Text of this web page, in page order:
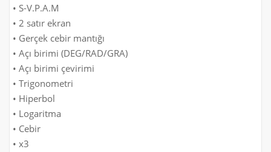
• S-V.P.A.M
• 2 satır ekran
• Gerçek cebir mantığı
• Açı birimi (DEG/RAD/GRA)
• Açı birimi çevirimi
• Trigonometri
• Hiperbol
• Logaritma
• Cebir
• x3